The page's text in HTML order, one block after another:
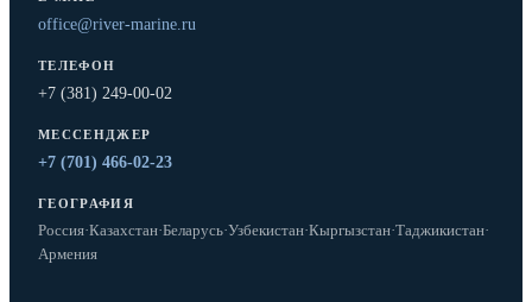
office@river-marine.ru
ТЕЛЕФОН
+7 (381) 249-00-02
МЕССЕНДЖЕР
+7 (701) 466-02-23
ГЕОГРАФИЯ
Россия·Казахстан·Беларусь·Узбекистан·Кыргызстан·Таджикистан·
Армения